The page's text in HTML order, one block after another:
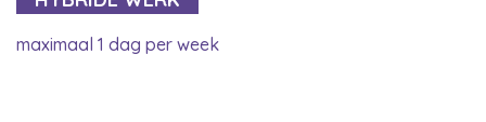
maximaal 1 dag per week